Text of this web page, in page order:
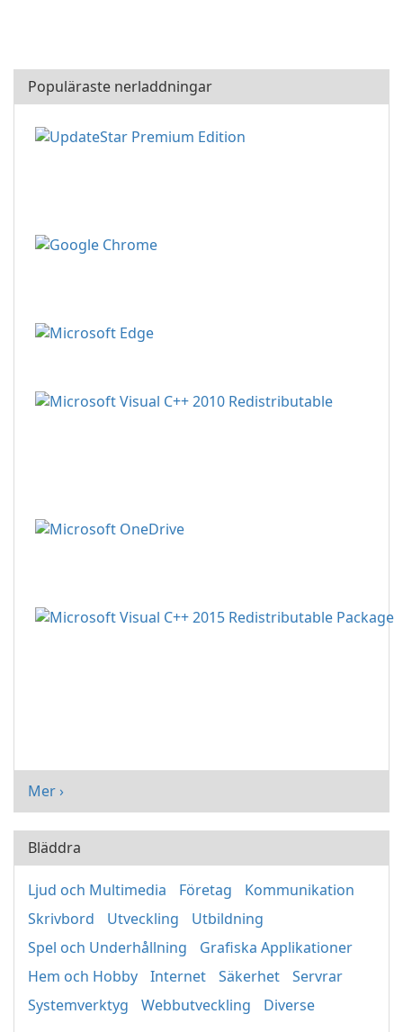
Populäraste nerladdningar
Mer ›
Bläddra
Ljud och Multimedia Företag
Kommunikation
Skrivbord
Utveckling
Utbildning
Spel och Underhållning
Grafiska Applikationer
Hem och Hobby
Internet Säkerhet
Servrar
Systemverktyg
Webbutveckling Diverse